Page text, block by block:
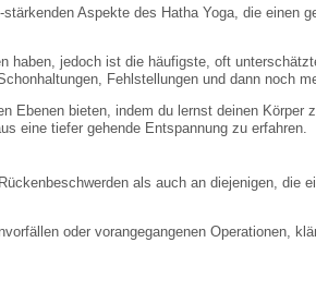
Aspekte des Hatha Yoga, die einen
haben, jedoch ist die häufigste, oft
Fehlstellungen und dann noch
Ebenen bieten, indem du lernst deinen Körper
eine tiefer gehende Entspannung zu erfahren.
als auch an diejenigen, die
oder vorangegangenen Operationen,